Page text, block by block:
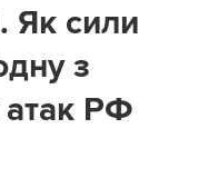
Як сили
з
атак РФ